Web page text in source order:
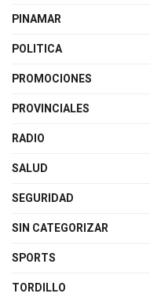
PINAMAR
POLITICA
PROMOCIONES
PROVINCIALES
RADIO
SALUD
SEGURIDAD
SIN CATEGORIZAR
SPORTS
TORDILLO